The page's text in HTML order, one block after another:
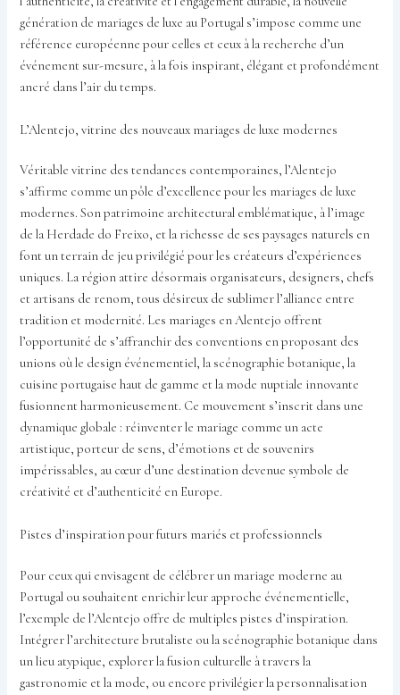
génération de mariages de luxe au Portugal s’impose comme une
référence européenne pour celles et ceux à la recherche d’un
événement sur-mesure, à la fois inspirant, élégant et profondément
ancré dans l’air du temps.
L’Alentejo, vitrine des nouveaux mariages de luxe modernes
Véritable vitrine des tendances contemporaines, l’Alentejo
s’affirme comme un pôle d’excellence pour les mariages de luxe
modernes. Son patrimoine architectural emblématique, à l’image
de la Herdade do Freixo, et la richesse de ses paysages naturels en
font un terrain de jeu privilégié pour les créateurs d’expériences
uniques. La région attire désormais organisateurs, designers, chefs
et artisans de renom, tous désireux de sublimer l’alliance entre
tradition et modernité. Les mariages en Alentejo offrent
l’opportunité de s’affranchir des conventions en proposant des
unions où le design événementiel, la scénographie botanique, la
cuisine portugaise haut de gamme et la mode nuptiale innovante
fusionnent harmonieusement. Ce mouvement s’inscrit dans une
dynamique globale : réinventer le mariage comme un acte
artistique, porteur de sens, d’émotions et de souvenirs
impérissables, au cœur d’une destination devenue symbole de
créativité et d’authenticité en Europe.
Pistes d’inspiration pour futurs mariés et professionnels
Pour ceux qui envisagent de célébrer un mariage moderne au
Portugal ou souhaitent enrichir leur approche événementielle,
l’exemple de l’Alentejo offre de multiples pistes d’inspiration.
Intégrer l’architecture brutaliste ou la scénographie botanique dans
un lieu atypique, explorer la fusion culturelle à travers la
gastronomie et la mode, ou encore privilégier la personnalisation